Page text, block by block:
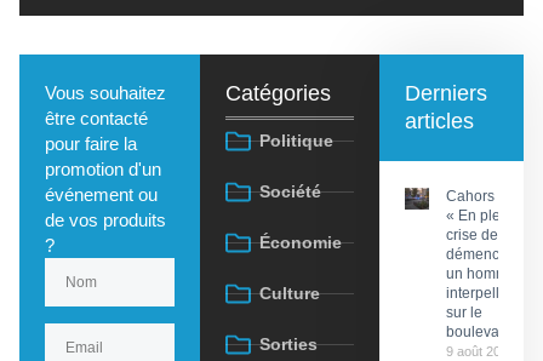
Vous souhaitez
être contacté
pour faire la
promotion d'un
événement ou
de vos produits
?
Catégories
Politique
Société
Économie
Culture
Sorties
Derniers
articles
Cahors :
« En pleine
crise de
démence »,
un homme
interpellé
sur le
boulevard
9 août 2026